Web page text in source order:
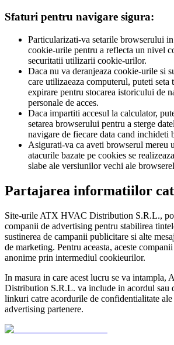
Sfaturi pentru navigare sigura:
Particularizati-va setarile browserului
cookie-urile pentru a reflecta un nivel
securitatii utilizarii cookie-urilor.
Daca nu va deranjeaza cookie-urile si
care utilizaeaza computerul, puteti seta
expirare pentru stocarea istoricului de
personale de acces.
Daca impartiti accesul la calculator,
setarea browserului pentru a sterge
navigare de fiecare data cand inchideti
Asigurati-va ca aveti browserul mereu
atacurile bazate pe cookies se
slabe ale versiunilor vechi ale
Partajarea informatiilor
Site-urile ATX HVAC Distribution S.R.L.,
companii de advertising pentru stabilirea
sustinerea de campanii publicitare si alte
de marketing. Pentru aceasta, aceste
anonime prin intermediul cookieurilor.
In masura in care acest lucru se va intampla,
Distribution S.R.L. va include in acordul sau
linkuri catre acordurile de confidentialitate ale
advertising partenere.